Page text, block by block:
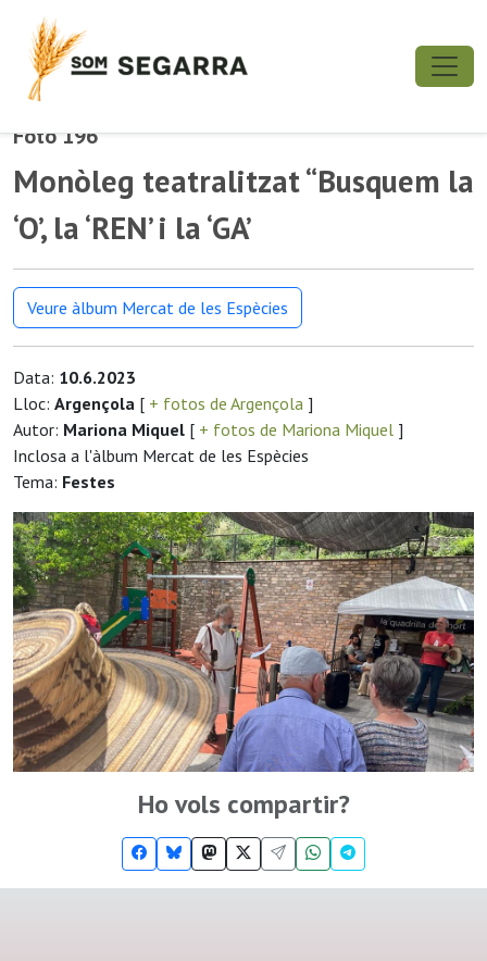
Foto 196
Monòleg teatralitzat “Busquem la
‘O’, la ‘REN’ i la ‘GA’
Veure àlbum Mercat de les Espècies
Data: 10.6.2023
Lloc: Argençola [ + fotos de Argençola ]
Autor: Mariona Miquel [ + fotos de Mariona Miquel ]
Inclosa a l'àlbum Mercat de les Espècies
Tema: Festes
Ho vols compartir?